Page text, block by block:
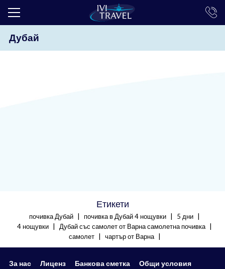
ТОП ОФЕРТИ
Дубай
Етикети
почивка Дубай | почивка в Дубай 4 нощувки | 5 дни |
4 нощувки | Дубай със самолет от Варна самолетна почивка |
самолет | чартър от Варна |
За нас Лиценз Банкова сметка
Общи условия